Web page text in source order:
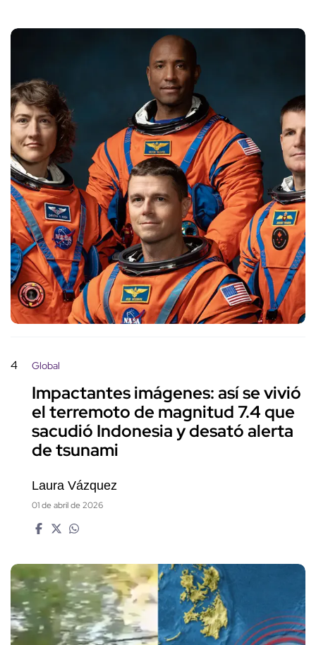
4 Global
Impactantes imágenes: así se vivió
el terremoto de magnitud 7.4 que
sacudió Indonesia y desató alerta
de tsunami
Laura Vázquez
01 de abril de 2026